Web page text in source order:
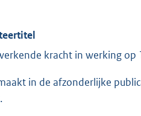
kracht in werking op
in de afzonderlijke